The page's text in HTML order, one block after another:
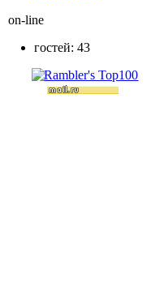
on-line
гостей: 43